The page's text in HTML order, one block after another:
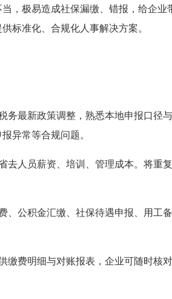
，极易造成社保漏缴、错报，给企业
标准化、合规化人事解决方案。
务最新政策调整，熟悉本地申报口径
异常等合规问题。
去人员薪资、培训、管理成本。将重
、公积金汇缴、社保待遇申报、用工
缴费明细与对账报表，企业可随时核